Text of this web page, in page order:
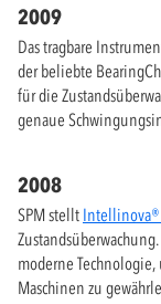
2009
Das tragbare
der beliebte
für die
genaue
2008
SPM stellt Intellinova®
moderne
Maschinen zu